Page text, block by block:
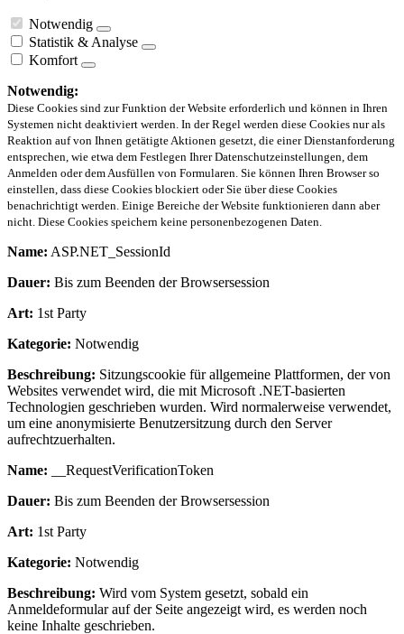
Notwendig
Statistik & Analyse
Komfort
Notwendig:
Diese Cookies sind zur Funktion der Website erforderlich und können in Ihren
Systemen nicht deaktiviert werden. In der Regel werden diese Cookies nur als
Reaktion auf von Ihnen getätigte Aktionen gesetzt, die einer Dienstanforderung
entsprechen, wie etwa dem Festlegen Ihrer Datenschutzeinstellungen, dem
Anmelden oder dem Ausfüllen von Formularen. Sie können Ihren Browser so
einstellen, dass diese Cookies blockiert oder Sie über diese Cookies
benachrichtigt werden. Einige Bereiche der Website funktionieren dann aber
nicht. Diese Cookies speichern keine personenbezogenen Daten.
Name: ASP.NET_SessionId
Dauer: Bis zum Beenden der Browsersession
Art: 1st Party
Kategorie: Notwendig
Beschreibung: Sitzungscookie für allgemeine Plattformen, der von
Websites verwendet wird, die mit Microsoft .NET-basierten
Technologien geschrieben wurden. Wird normalerweise verwendet,
um eine anonymisierte Benutzersitzung durch den Server
aufrechtzuerhalten.
Name: __RequestVerificationToken
Dauer: Bis zum Beenden der Browsersession
Art: 1st Party
Kategorie: Notwendig
Beschreibung: Wird vom System gesetzt, sobald ein
Anmeldeformular auf der Seite angezeigt wird, es werden noch
keine Inhalte geschrieben.